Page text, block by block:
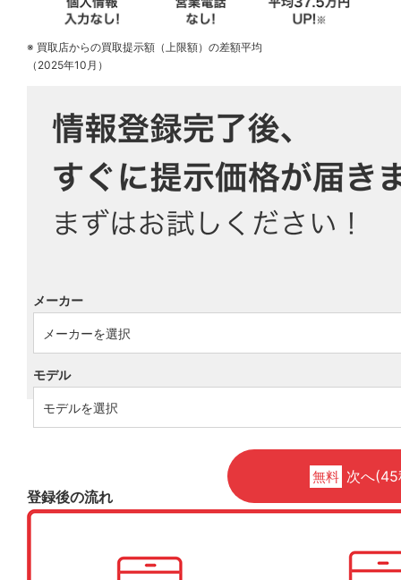
※ 買取店からの買取提示額（上限額）の差額平均
（2025年10月）
メーカー
モデル
無料 次へ
登録後の流れ